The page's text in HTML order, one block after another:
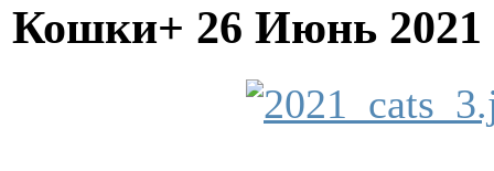
Кошки+ 26 Июнь